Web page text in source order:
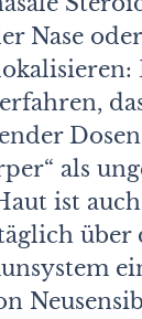
Nase
als
ist